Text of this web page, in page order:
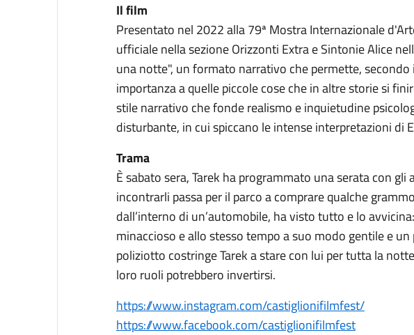
Il film
Presentato nel 2022 alla 79ª Mostra Internazionale
ufficiale nella sezione Orizzonti Extra e Sintonie Alice
una notte", un formato narrativo che permette,
importanza a quelle piccole cose che in altre storie si
stile narrativo che fonde realismo e inquietudine
disturbante, in cui spiccano le intense interpretazioni di
Trama
È sabato sera, Tarek ha programmato una serata con
incontrarli passa per il parco a comprare qualche
dall’interno di un’automobile, ha visto tutto e lo
minaccioso e allo stesso tempo a suo modo gentile e
poliziotto costringe Tarek a stare con lui per tutta la
loro ruoli potrebbero invertirsi.
https://www.instagram.com/castiglionifilmfest/
https://www.facebook.com/castiglionifilmfest